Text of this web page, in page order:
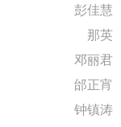
彭佳慧
那英
邓丽君
邰正宵
钟镇涛